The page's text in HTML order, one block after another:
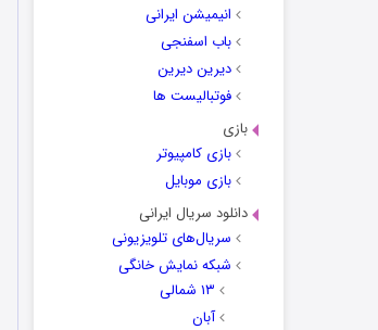
انیمیشن ایرانی
باب اسفنجی
دیرین دیرین
فوتبالیست ها
بازی
بازی کامپیوتر
بازی موبایل
دانلود سریال ایرانی
سریال‌های تلویزیونی
شبکه نمایش خانگی
۱۳ شمالی
آبان